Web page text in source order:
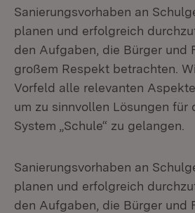
Sanierungsvorhaben an
planen und erfolgreich
den Aufgaben, die Bürger und
großem Respekt betrachten.
Vorfeld alle relevanten
um zu sinnvollen Lösungen für
System „Schule“ zu gelangen.
Sanierungsvorhaben an
planen und erfolgreich
den Aufgaben, die Bürger und